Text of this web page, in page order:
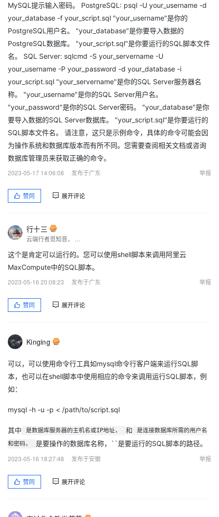
MySQL提示输入密码。 PostgreSQL: psql -U your_username -d
your_database -f your_script.sql "your_username"是你的
PostgreSQL用户名。 "your_database"是你要导入数据的
PostgreSQL数据库。 "your_script.sql"是你要运行的SQL脚本文件
名。 SQL Server: sqlcmd -S your_servername -U
your_username -P your_password -d your_database -i
your_script.sql "your_servername"是你的SQL Server服务器名
称。 "your_username"是你的SQL Server用户名。
"your_password"是你的SQL Server密码。 "your_database"是你
要导入数据的SQL Server数据库。 "your_script.sql"是你要运行的
SQL脚本文件名。 请注意，这只是示例命令，具体的命令可能会因
为操作系统和数据库版本而有所不同。您需要查阅相关文档或咨询
数据库管理员来获取正确的命令。
2023-05-17 14:06:08
发布于广东 举报
赞同 展开评论
行十三
这个是肯定可以运行的。您可以使用shell脚本来调用阿里云
MaxCompute中的SQL脚本。
2023-05-16 20:08:23
发布于广东 举报
赞同 展开评论
Kinging
可以，可以使用命令行工具如mysql命令行客户端来运行SQL脚
本，也可以在shell脚本中使用相应的命令来调用运行SQL脚本，例
如：
mysql -h -u -p < /path/to/script.sql
其中 是数据库服务器的主机名或IP地址， 和
是连接数据库所需的用户名
和密码，
是要操作的数据库名称，``是要运行的SQL脚本的路径。
2023-05-16 18:27:48
发布于安徽 举报
赞同 展开评论